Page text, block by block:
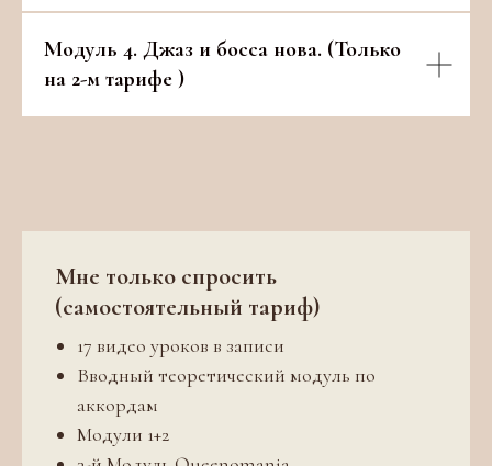
Модуль 4. Джаз и босса нова. (Только
на 2-м тарифе )
Мне только спросить
(самостоятельный тариф)
17 видео уроков в записи
Вводный теоретический модуль по
аккордам
Модули 1+2